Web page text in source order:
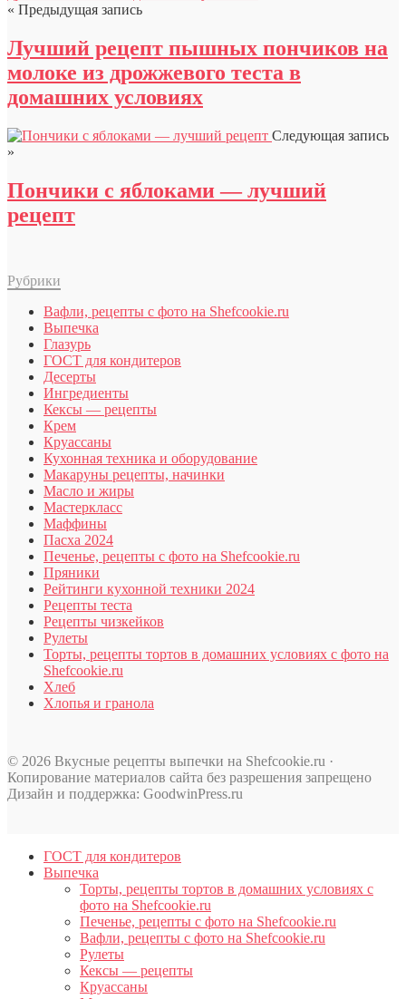
« Предыдущая запись
Лучший рецепт пышных пончиков на
молоке из дрожжевого теста в
домашних условиях
Следующая запись
»
Пончики с яблоками — лучший
рецепт
Рубрики
Вафли, рецепты с фото на Shefcookie.ru
Выпечка
Глазурь
ГОСТ для кондитеров
Десерты
Ингредиенты
Кексы — рецепты
Крем
Круассаны
Кухонная техника и оборудование
Макаруны рецепты, начинки
Масло и жиры
Мастеркласс
Маффины
Пасха 2024
Печенье, рецепты с фото на Shefcookie.ru
Пряники
Рейтинги кухонной техники 2024
Рецепты теста
Рецепты чизкейков
Рулеты
Торты, рецепты тортов в домашних условиях с фото на
Shefcookie.ru
Хлеб
Хлопья и гранола
© 2026 Вкусные рецепты выпечки на Shefcookie.ru ·
Копирование материалов сайта без разрешения запрещено
Дизайн и поддержка: GoodwinPress.ru
ГОСТ для кондитеров
Выпечка
Торты, рецепты тортов в домашних условиях с
фото на Shefcookie.ru
Печенье, рецепты с фото на Shefcookie.ru
Вафли, рецепты с фото на Shefcookie.ru
Рулеты
Кексы — рецепты
Круассаны